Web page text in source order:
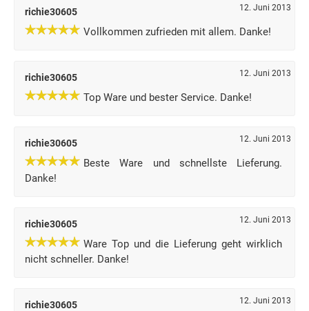
richie30605 12. Juni 2013
Vollkommen zufrieden mit allem. Danke!
richie30605 12. Juni 2013
Top Ware und bester Service. Danke!
richie30605 12. Juni 2013
Beste Ware und schnellste Lieferung.
Danke!
richie30605 12. Juni 2013
Ware Top und die Lieferung geht wirklich
nicht schneller. Danke!
richie30605 12. Juni 2013